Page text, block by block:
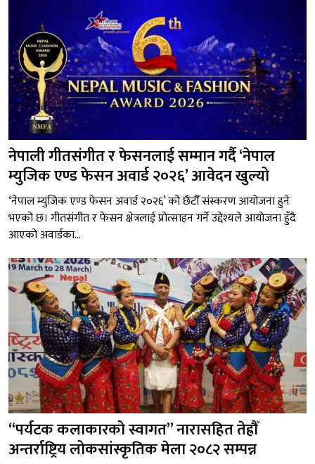
नेपाली गीतसंगीत र फेसनलाई सम्मान गर्दै ‘नेपाल
म्युजिक एण्ड फेसन अवार्ड २०२६’ आवेदन खुल्यो
‘नेपाल म्युजिक एण्ड फेसन अवार्ड २०२६’ को छैटौँ संस्करण आयोजना हुने
भएको छ। गीतसंगीत र फेसन क्षेत्रलाई प्रोत्साहन गर्ने उद्देश्यले आयोजना हुँदै
आएको अवार्डका...
“पर्यटक कलाकारको स्वागत” नारासहित तेह्रौँ
अन्तर्राष्ट्रिय लोकसांस्कृतिक मेला २०८२ सम्पन्न